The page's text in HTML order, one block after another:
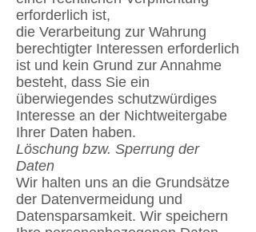
erforderlich ist,
die Verarbeitung zur Wahrung
berechtigter Interessen erforderlich
ist und kein Grund zur Annahme
besteht, dass Sie ein
überwiegendes schutzwürdiges
Interesse an der Nichtweitergabe
Ihrer Daten haben.
Löschung bzw. Sperrung der
Daten
Wir halten uns an die Grundsätze
der Datenvermeidung und
Datensparsamkeit. Wir speichern